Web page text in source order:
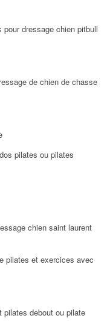
dressage chien pitbull
de chien de chasse
pilates ou pilates
chien saint laurent
pilates et exercices avec
debout ou pilate